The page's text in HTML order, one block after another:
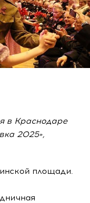
в Краснодаре
2025»,
площади.